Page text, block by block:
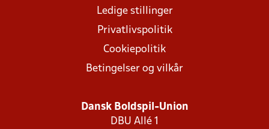
Ledige stillinger
Privatlivspolitik
Cookiepolitik
Betingelser og vilkår
Dansk Boldspil-Union
DBU Allé 1